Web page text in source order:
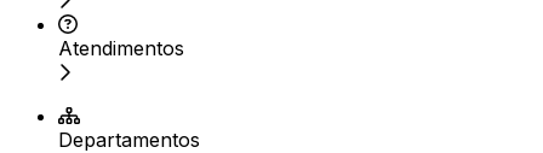
Atendimentos
Departamentos